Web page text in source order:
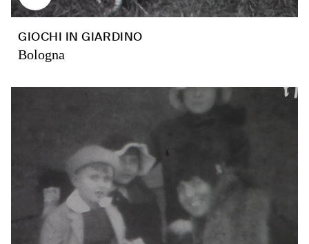
GIOCHI IN GIARDINO
Bologna